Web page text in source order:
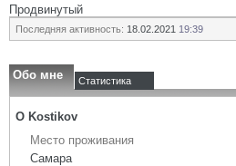
Продвинутый
Последняя активность: 18.02.2021 19:39
Обо мне Статистика
О Kostikov
Место проживания
Самара